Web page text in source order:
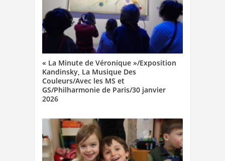
« La Minute de Véronique »/Exposition
Kandinsky, La Musique Des
Couleurs/Avec les MS et
GS/Philharmonie de Paris/30 janvier
2026